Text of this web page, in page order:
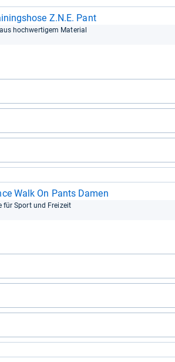
Z.N.E. Pant
hoch­wer­ti­gem Mate­rial
Walk On Pants Damen
für Sport und Frei­zeit